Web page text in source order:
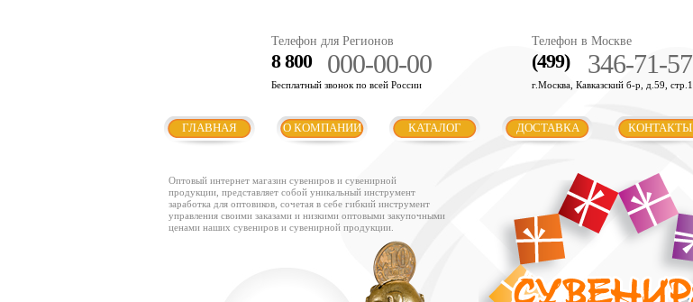
Телефон для Регионов
8 800 000-00-00
Бесплатный звонок по всей России
Телефон в Москве
(499) 346-71-57
г.Москва, Кавказский б-р, д.59, стр.1
ГЛАВНАЯ О КОМПАНИИ КАТАЛОГ ДОСТАВКА КОНТАКТЫ
Оптовый интернет магазин сувениров и сувенирной
продукции, представляет собой уникальный инструмент
заработка для оптовиков, сочетая в себе гибкий инструмент
управления своими заказами и низкими оптовыми закупочными
ценами наших сувениров и сувенирной продукции.